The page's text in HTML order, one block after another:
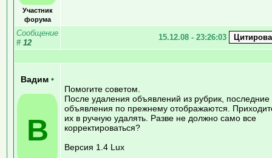
Участник
форума
Сообщение
# 12
15.12.08 - 23:26:03
Вадим •
В
Помогите советом.
После удаления объявлений из рубрик, последние
объявления по прежнему отображаются.
их в ручную удалять. Разве не должно само все
корректироваться?
Версия 1.4 Lux